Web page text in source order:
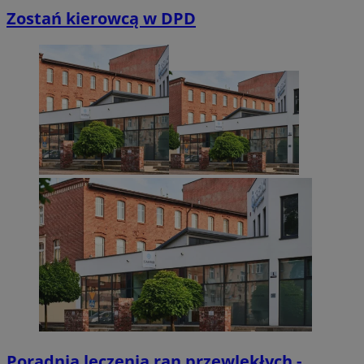
Zostań kierowcą w DPD
.simpli.fi
INGRESSCOOKIE
NGINX Inc.
bh.contextweb.com
CookieScriptConsent
CookieScript
m-ce.pl